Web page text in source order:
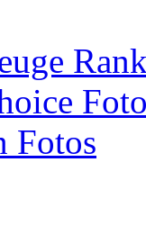
Fotos